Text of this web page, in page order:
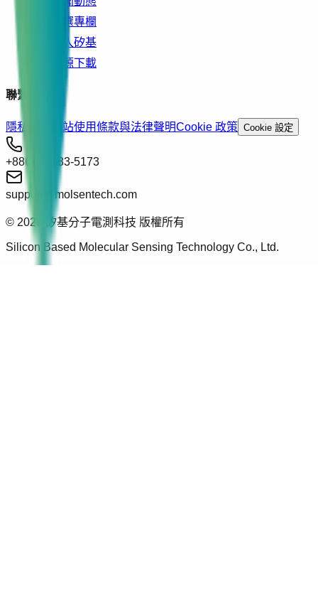
精選專欄
加入矽基
資源下載
聯繫我們
隱私政策 網站使用條款與法律聲明Cookie 政策 Cookie 設定
+886-2-2783-5173
support@molsentech.com
© 2026 矽基分子電測科技 版權所有
Silicon Based Molecular Sensing Technology Co., Ltd.